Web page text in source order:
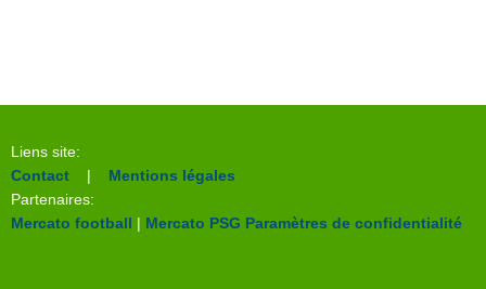
Liens site:
Contact | Mentions légales
Partenaires:
Mercato football | Mercato PSG Paramètres de confidentialité